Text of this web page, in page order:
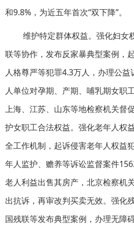
和9.8%，为近五年首次“双下降”。
维护特定群体权益。强化妇女
联等协作，发布反家暴典型案例，
人格尊严等犯罪4.3万人，办理公
人单位对孕期、产期、哺乳期女职
上海、江苏、山东等地检察机关督
护女职工合法权益。强化老年人权
全工作机制，起诉侵害老年人权益
年人监护、赡养等诉讼监督案件
老人利益出售其房产，北京检察机
出抗诉，再审改判买卖无效。强化
国残联等发布典型案例，办理无障